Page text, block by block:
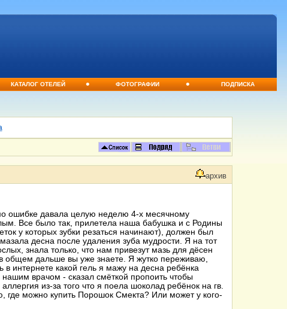
КАТАЛОГ ОТЕЛЕЙ • ФОТОГРАФИИ • ПОДПИСКА
архив
ошибке давала целую неделю 4-х месячному
Все было так, прилетела наша бабушка и с Родины
у которых зубки резаться начинают), должен был
десна после удаления зуба мудрости. Я на тот
знала только, что нам привезут мазь для дёсен
общем дальше вы уже знаете. Я жутко переживаю,
в интернете какой гель я мажу на десна ребёнка
врачом - сказал смёткой пропоить чтобы
из-за того что я поела шоколад ребёнок на гв.
где можно купить Порошок Смекта? Или может у кого-